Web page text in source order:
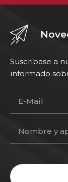
Suscríbase a
informado